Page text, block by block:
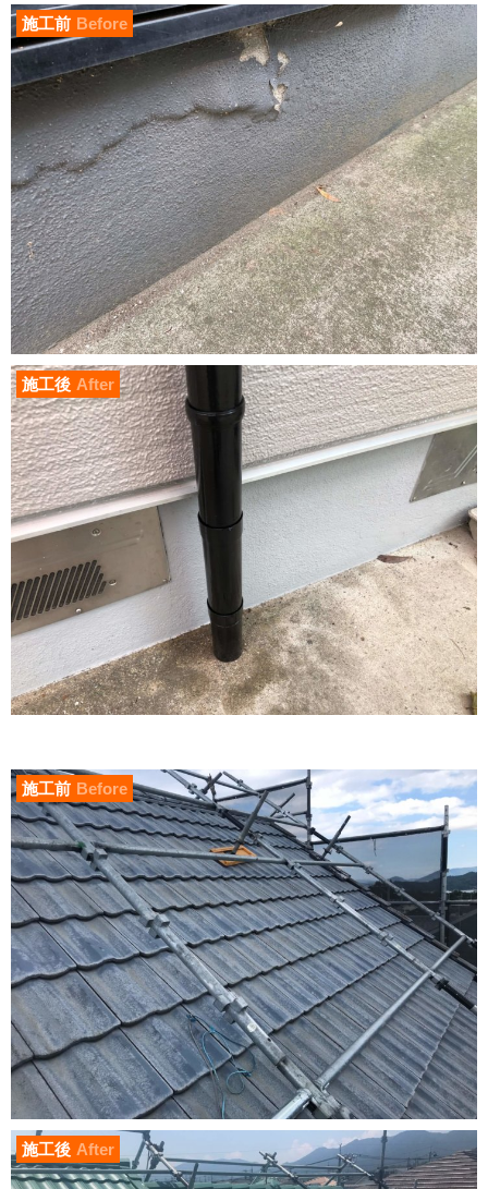
施工前 Before
施工後 After
施工前 Before
施工後 After